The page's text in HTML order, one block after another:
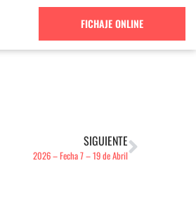
FICHAJE ONLINE
SIGUIENTE
2026 – Fecha 7 – 19 de Abril